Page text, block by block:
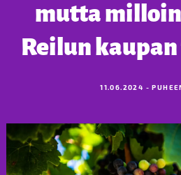
mutta
Reilun
11.06.2024 -